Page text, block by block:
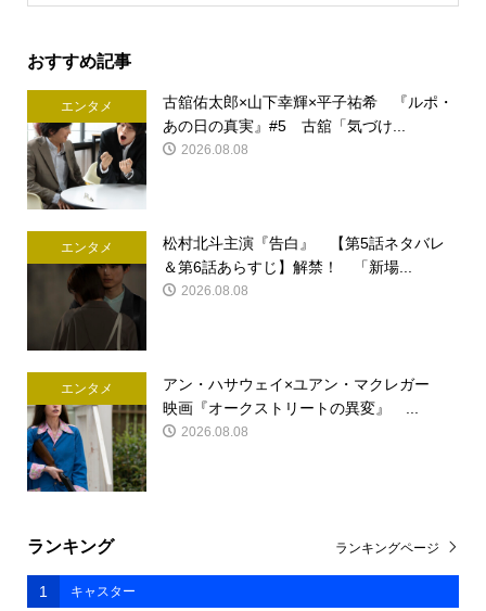
おすすめ記事
エンタメ
古舘佑太郎×山下幸輝×平子祐希 『ルポ・
あの日の真実』#5 古舘「気づけ...
2026.08.08
エンタメ
松村北斗主演『告白』 【第5話ネタバレ
＆第6話あらすじ】解禁！ 「新場...
2026.08.08
エンタメ
アン・ハサウェイ×ユアン・マクレガー
映画『オークストリートの異変』 ...
2026.08.08
ランキング
1 キャスター
ランキングページ